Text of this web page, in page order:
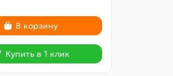
В корзину
Купить в 1 клик